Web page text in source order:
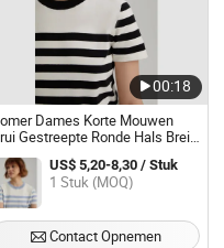
00:18
Dames Korte Mouwen
Gestreepte Ronde Hals Brei
– Casual & Stijlvol,
Lichtgewicht Dames Gestreepte
Top, Gebreide Gestreepte T-
Geen MOQ
US$ 5,20-8,30 / Stuk
1 Stuk (MOQ)
Contact Opnemen